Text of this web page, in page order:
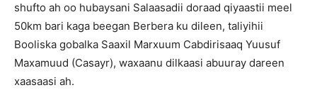
shufto ah oo hubaysani Salaasadii doraad qiyaastii meel
50km bari kaga beegan Berbera ku dileen, taliyihii
Booliska gobalka Saaxil Marxuum Cabdirisaaq Yuusuf
Maxamuud (Casayr), waxaanu dilkaasi abuuray dareen
xaasaasi ah.